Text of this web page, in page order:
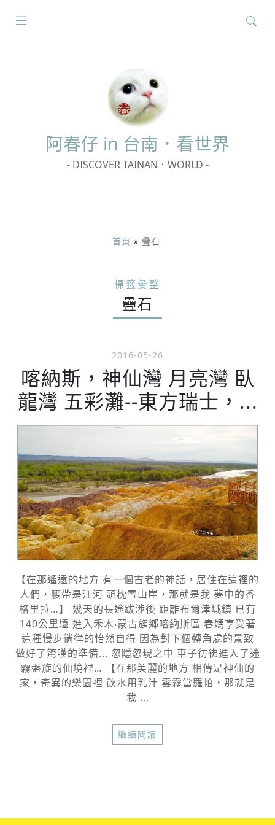
阿春仔 in 台南．看世界
- DISCOVER TAINAN．WORLD -
首頁 » 疊石
標籤彙整
疊石
2016-05-26
喀納斯，神仙灣 月亮灣 臥
龍灣 五彩灘--東方瑞士，...
【在那遙遠的地方 有一個古老的神話，居住在這裡的
人們，腰帶是江河 頭枕雪山崖，那就是我 夢中的香
格里拉…】 幾天的長途跋涉後 距離布爾津城鎮 已有
140公里遠 進入禾木‧蒙古族鄉喀納斯區 春媽享受著
這種慢步徜徉的怡然自得 因為對下個轉角處的景致
做好了驚嘆的準備... 忽隱忽現之中 車子彷彿進入了迷
霧盤旋的仙境裡… 【在那美麗的地方 相傳是神仙的
家，奇異的樂園裡 飲水用乳汁 雲霧當羅帕，那就是
我 ...
繼續閱讀